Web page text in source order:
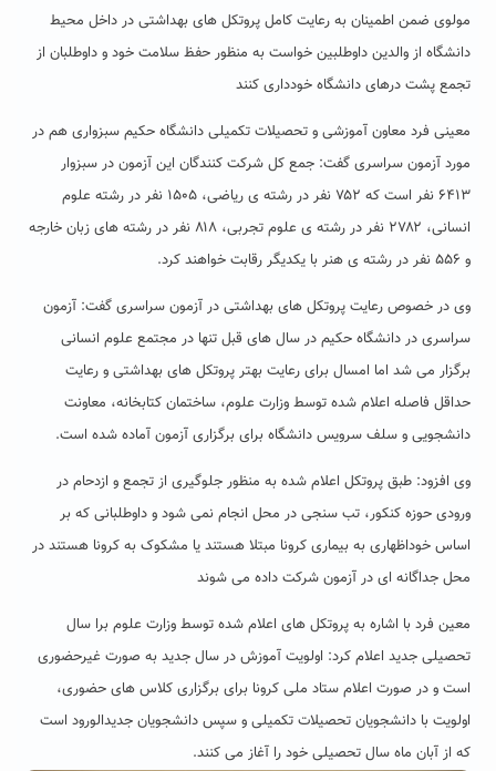
مولوی ضمن اطمینان به رعایت کامل پروتکل های بهداشتی در داخل محیط
دانشگاه از والدین داوطلبین خواست به منظور حفظ سلامت خود و داوطلبان از
تجمع پشت درهای دانشگاه خودداری کنند
معینی فرد معاون آموزشی و تحصیلات تکمیلی دانشگاه حکیم سبزواری هم در
مورد آزمون سراسری گفت: جمع کل شرکت کنندگان این آزمون در سبزوار
۶۴۱۳ نفر است که ۷۵۲ نفر در رشته ی ریاضی، ۱۵۰۵ نفر در رشته علوم
انسانی، ۲۷۸۲ نفر در رشته ی علوم تجربی، ۸۱۸ نفر در رشته های زبان خارجه
و ۵۵۶ نفر در رشته ی هنر با یکدیگر رقابت خواهند کرد.
وی در خصوص رعایت پروتکل های بهداشتی در آزمون سراسری گفت: آزمون
سراسری در دانشگاه حکیم در سال های قبل تنها در مجتمع علوم انسانی
برگزار می شد اما امسال برای رعایت بهتر پروتکل های بهداشتی و رعایت
حداقل فاصله اعلام شده توسط وزارت علوم، ساختمان کتابخانه، معاونت
دانشجویی و سلف سرویس دانشگاه برای برگزاری آزمون آماده شده است.
وی افزود: طبق پروتکل اعلام شده به منظور جلوگیری از تجمع و ازدحام در
ورودی حوزه کنکور، تب سنجی در محل انجام نمی شود و داوطلبانی که بر
اساس خوداظهاری به بیماری کرونا مبتلا هستند یا مشکوک به کرونا هستند در
محل جداگانه ای در آزمون شرکت داده می شوند
معین فرد با اشاره به پروتکل های اعلام شده توسط وزارت علوم برا سال
تحصیلی جدید اعلام کرد: اولویت آموزش در سال جدید به صورت غیرحضوری
است و در صورت اعلام ستاد ملی کرونا برای برگزاری کلاس های حضوری،
اولویت با دانشجویان تحصیلات تکمیلی و سپس دانشجویان جدیدالورود است
که از آبان ماه سال تحصیلی خود را آغاز می کنند.‍